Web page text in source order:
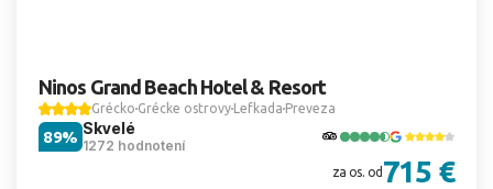
Ninos Grand Beach Hotel & Resort
Grécko Grécke ostrovy Lefkada Preveza
Skvelé
1272 hodnotení
89%
za os. od 715 €